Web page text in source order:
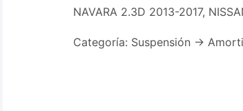
NAVARA 2.3D 2013-2017,
Categoría: Suspensión ->